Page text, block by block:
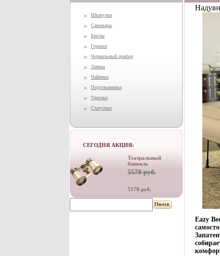
Шкатулки
Самовары
Бюсты
Горшки
Чернильный прибор
Лампы
Чайники
Подстаканники
Тарелки
Статуэтки
СЕГОДНЯ АКЦИЯ:
Театральный
бинокль
5578 руб.
5178 руб.
Eazy